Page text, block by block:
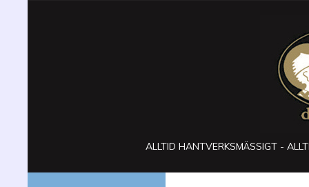
ALLTID HANTVERKSMÄSSIGT -